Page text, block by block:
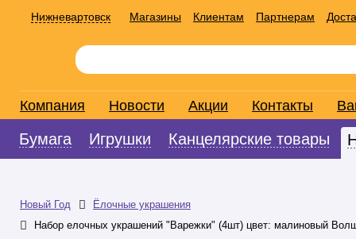
Нижневартовск Магазины Клиентам Партнерам
Компания Новости Акции Контакты
Бумага Игрушки Канцелярские товары
Новый Год
Ёлочные украшения
Набор елочных украшений "Варежки" (4шт) цвет: малиновый